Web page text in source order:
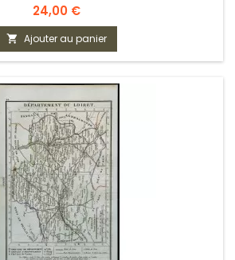
Prix
24,00 €
 Ajouter au panier